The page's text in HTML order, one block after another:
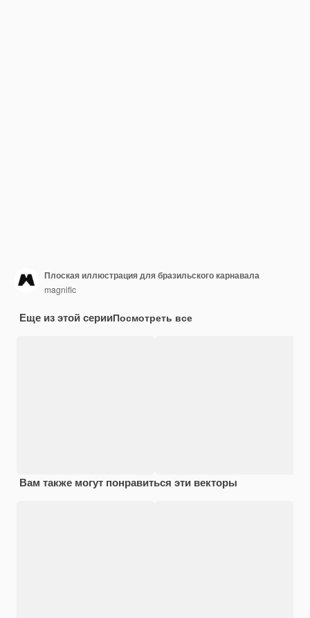
Плоская иллюстрация для бразильского карнавала
magnific
Еще из этой серииПосмотреть все
Вам также могут понравиться эти векторы